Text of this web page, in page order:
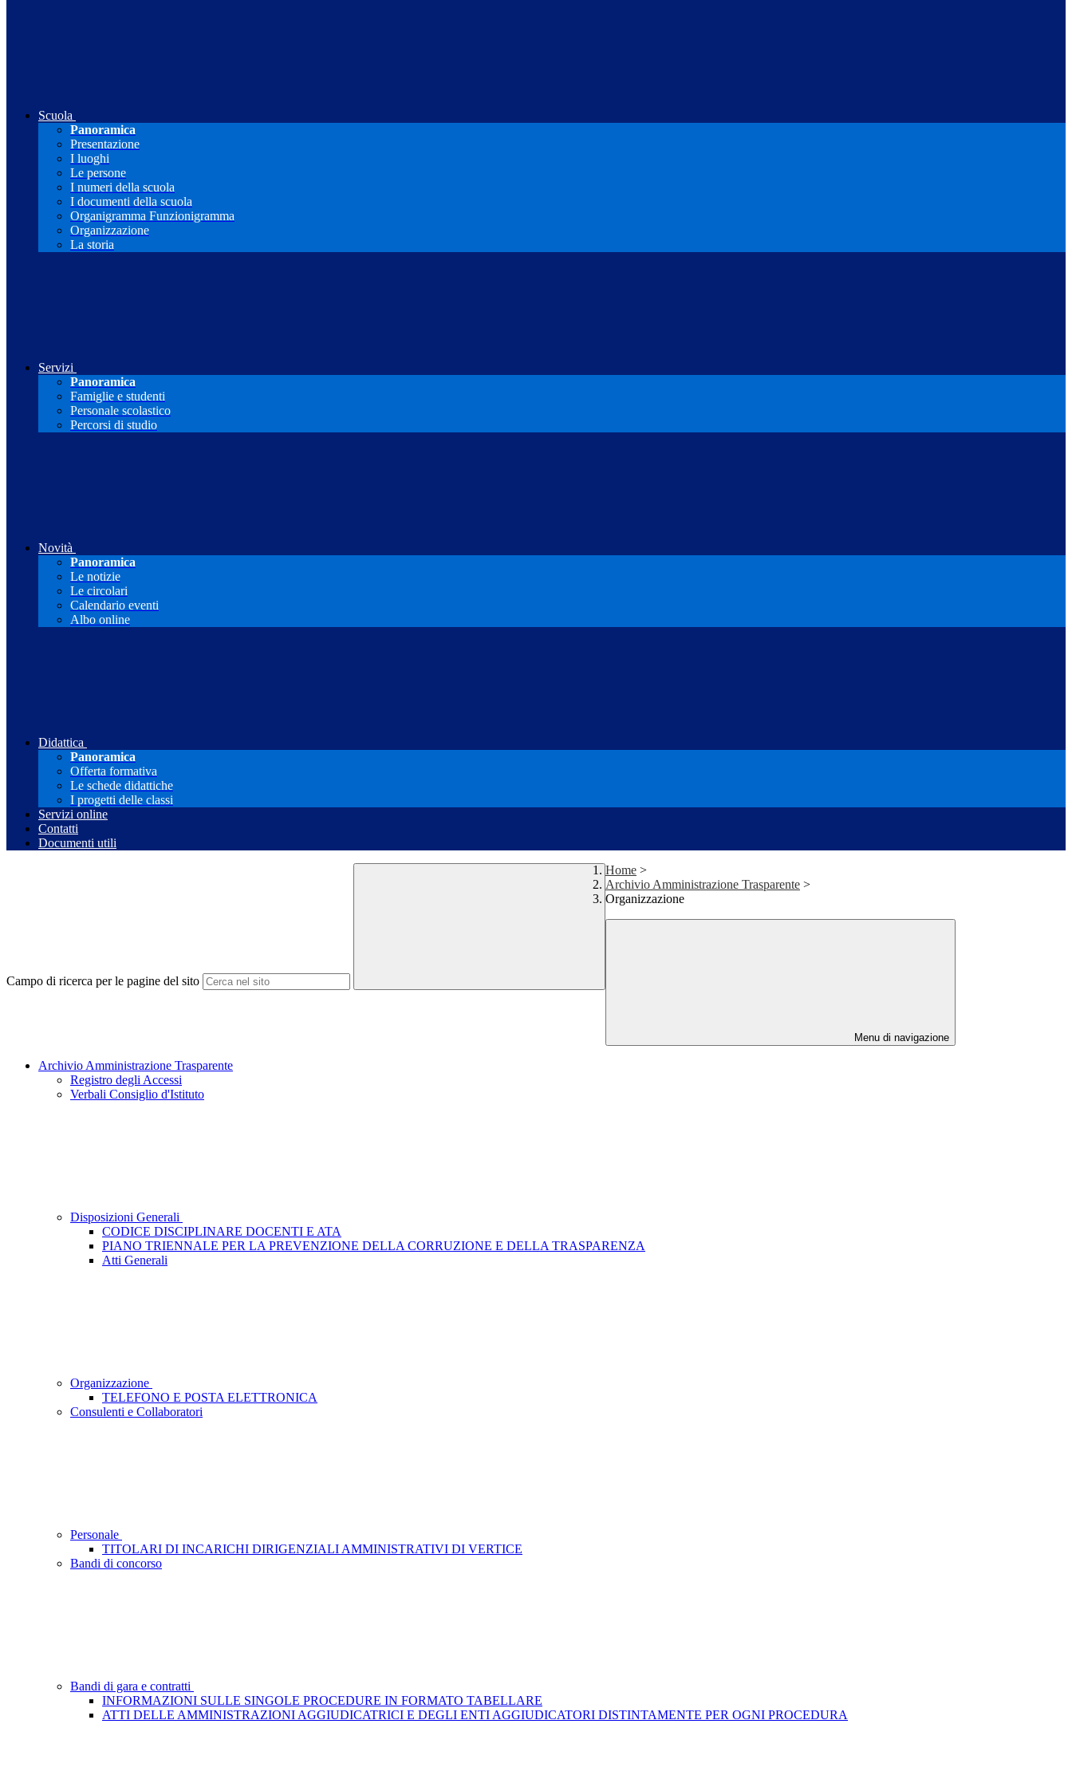
Scuola
Panoramica
Presentazione
I luoghi
Le persone
I numeri della scuola
I documenti della scuola
Organigramma Funzionigramma
Organizzazione
La storia
Servizi
Panoramica
Famiglie e studenti
Personale scolastico
Percorsi di studio
Novità
Panoramica
Le notizie
Le circolari
Calendario eventi
Albo online
Didattica
Panoramica
Offerta formativa
Le schede didattiche
I progetti delle classi
Servizi online
Contatti
Documenti utili
Campo di ricerca per le pagine del sito
Home >
Archivio Amministrazione Trasparente >
Organizzazione
Menu di navigazione
Archivio Amministrazione Trasparente
Registro degli Accessi
Verbali Consiglio d'Istituto
Disposizioni Generali
CODICE DISCIPLINARE DOCENTI E ATA
PIANO TRIENNALE PER LA PREVENZIONE DELLA CORRUZIONE E DELLA TRASPARENZA
Atti Generali
Organizzazione
TELEFONO E POSTA ELETTRONICA
Consulenti e Collaboratori
Personale
TITOLARI DI INCARICHI DIRIGENZIALI AMMINISTRATIVI DI VERTICE
Bandi di concorso
Bandi di gara e contratti
INFORMAZIONI SULLE SINGOLE PROCEDURE IN FORMATO TABELLARE
ATTI DELLE AMMINISTRAZIONI AGGIUDICATRICI E DEGLI ENTI AGGIUDICATORI DISTINTAMENTE PER OGNI PROCEDURA